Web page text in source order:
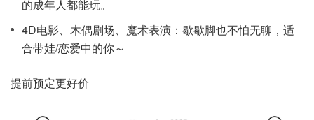
的成年人都能玩。
4D电影、木偶剧场、魔术表演：歇歇脚也不怕无聊，适
合带娃/恋爱中的你～
提前预定更好价